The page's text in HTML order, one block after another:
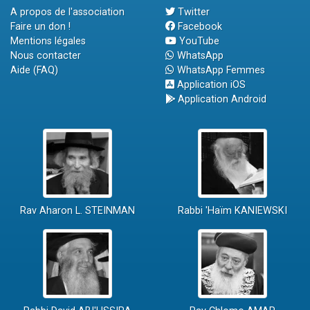
A propos de l'association
Faire un don !
Mentions légales
Nous contacter
Aide (FAQ)
Twitter
Facebook
YouTube
WhatsApp
WhatsApp Femmes
Application iOS
Application Android
Rav Aharon L. STEINMAN Rabbi 'Haïm KANIEWSKI